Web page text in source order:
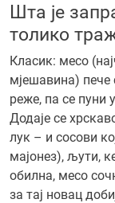
Шта је
толико
Класик: месо
мјешавина)
реже, па се пуни
Додаје се
лук – и сосови
мајонез), љути,
обилна, месо
за тај новац